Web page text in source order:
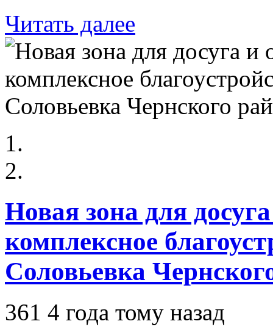
Читать далее
Новая зона для
комплексное
Соловьевка
361 4 года тому назад